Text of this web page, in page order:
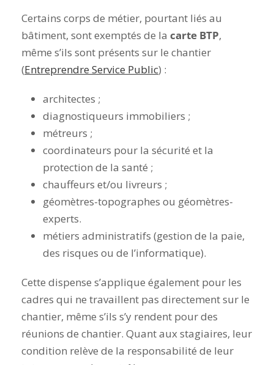
Certains corps de métier, pourtant liés au
bâtiment, sont exemptés de la carte BTP,
même s’ils sont présents sur le chantier
(Entreprendre Service Public) :
architectes ;
diagnostiqueurs immobiliers ;
métreurs ;
coordinateurs pour la sécurité et la
protection de la santé ;
chauffeurs et/ou livreurs ;
géomètres-topographes ou géomètres-
experts.
métiers administratifs (gestion de la paie,
des risques ou de l’informatique).
Cette dispense s’applique également pour les
cadres qui ne travaillent pas directement sur le
chantier, même s’ils s’y rendent pour des
réunions de chantier. Quant aux stagiaires, leur
condition relève de la responsabilité de leur